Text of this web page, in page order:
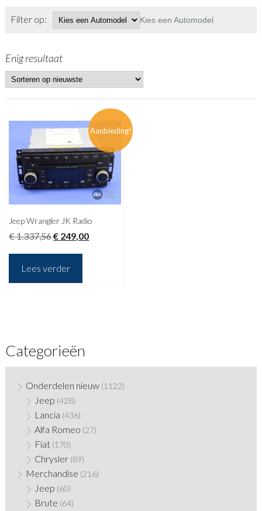
Filter op: Kies een Automodel
Enig resultaat
Aanbieding!
Jeep Wrangler JK Radio
€1.337,56Oorspronkelijke
was:
€ 249,00Huidige
Lees verder
Categorieën
Onderdelen nieuw (1122)
Jeep (428)
Lancia (436)
Alfa Romeo (27)
Fiat (170)
Chrysler (89)
Merchandise (216)
Jeep (60)
Brute (64)